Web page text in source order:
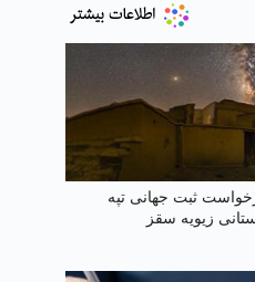
ثبت جهانی تپه
زیویه سقز